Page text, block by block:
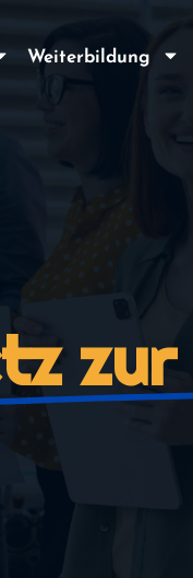
Weiterbildung